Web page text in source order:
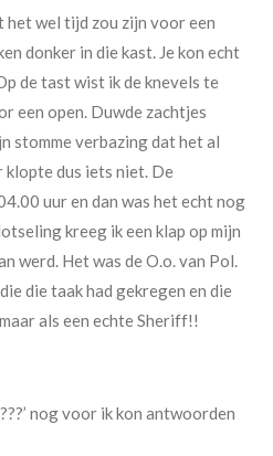
het wel tijd zou zijn voor een
donker in die kast. Je kon echt
de tast wist ik de knevels te
een open. Duwde zachtjes
stomme verbazing dat het al
dus iets niet. De
uur en dan was het echt nog
kreeg ik een klap op mijn
werd. Het was de O.o. van Pol.
die taak had gekregen en die
als een echte Sheriff!!
nog voor ik kon antwoorden